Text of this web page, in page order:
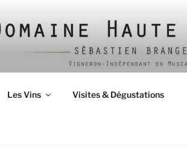
Les Vins Visites & Dégustations